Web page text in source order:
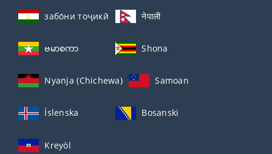
забо́ни тоҷикӣ́ नेपाली
ဗမာစကာ Shona
Nyanja (Chichewa) Samoan
Íslenska Bosanski
Kreyòl